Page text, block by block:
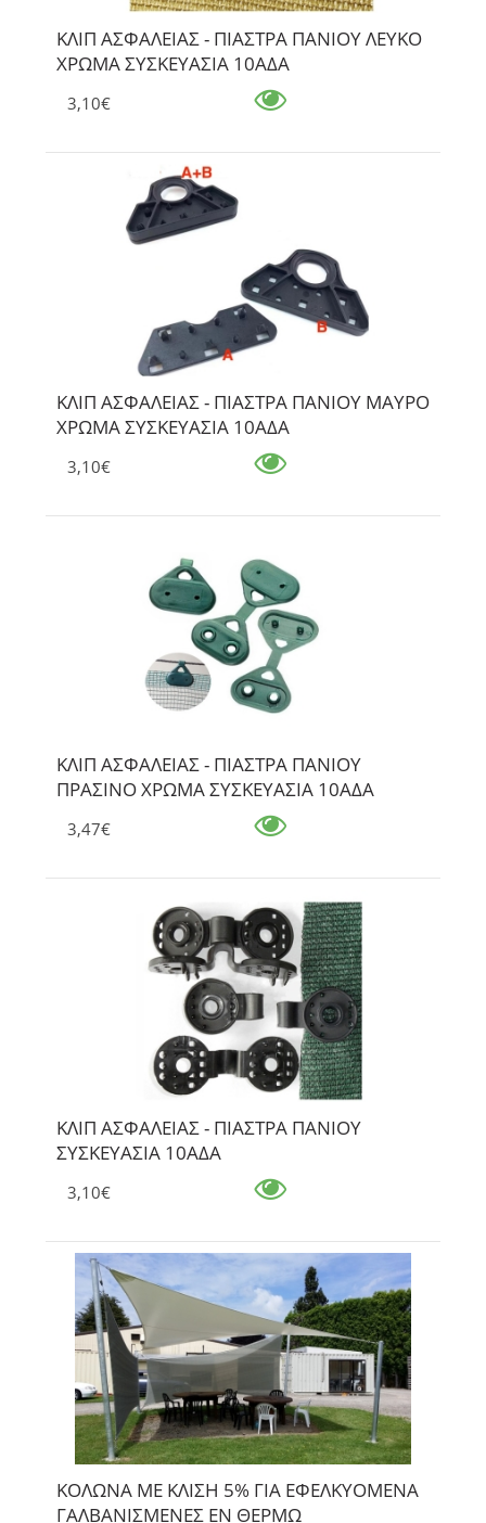
ΚΛΙΠ ΑΣΦΑΛΕΙΑΣ - ΠΙΑΣΤΡΑ ΠΑΝΙΟΥ ΛΕΥΚΟ
ΧΡΩΜΑ ΣΥΣΚΕΥΑΣΙΑ 10ΑΔΑ
3,10€
ΚΛΙΠ ΑΣΦΑΛΕΙΑΣ - ΠΙΑΣΤΡΑ ΠΑΝΙΟΥ ΜΑΥΡΟ
ΧΡΩΜΑ ΣΥΣΚΕΥΑΣΙΑ 10ΑΔΑ
3,10€
ΚΛΙΠ ΑΣΦΑΛΕΙΑΣ - ΠΙΑΣΤΡΑ ΠΑΝΙΟΥ
ΠΡΑΣΙΝΟ ΧΡΩΜΑ ΣΥΣΚΕΥΑΣΙΑ 10ΑΔΑ
3,47€
ΚΛΙΠ ΑΣΦΑΛΕΙΑΣ - ΠΙΑΣΤΡΑ ΠΑΝΙΟΥ
ΣΥΣΚΕΥΑΣΙΑ 10ΑΔΑ
3,10€
ΚΟΛΩΝΑ ΜΕ ΚΛΙΣΗ 5% ΓΙΑ ΕΦΕΛΚΥΟΜΕΝΑ
ΓΑΛΒΑΝΙΣΜΕΝΕΣ ΕΝ ΘΕΡΜΩ